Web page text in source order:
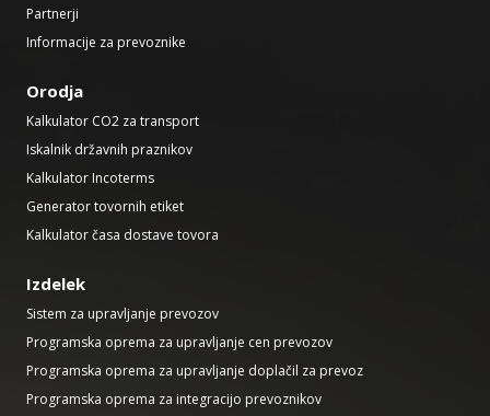
Partnerji
Informacije za prevoznike
Orodja
Kalkulator CO2 za transport
Iskalnik državnih praznikov
Kalkulator Incoterms
Generator tovornih etiket
Kalkulator časa dostave tovora
Izdelek
Sistem za upravljanje prevozov
Programska oprema za upravljanje cen prevozov
Programska oprema za upravljanje doplačil za prevoz
Programska oprema za integracijo prevoznikov